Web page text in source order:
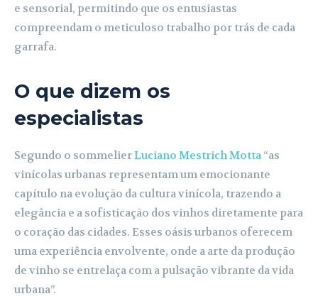
e sensorial, permitindo que os entusiastas
compreendam o meticuloso trabalho por trás de cada
garrafa.
O que dizem os
especialistas
Segundo o sommelierLuciano Mestrich Motta “as
vinícolas urbanas representam um emocionante
capítulo na evolução da cultura vinícola, trazendo a
elegância e a sofisticação dos vinhos diretamente para
o coração das cidades. Esses oásis urbanos oferecem
uma experiência envolvente, onde a arte da produção
de vinho se entrelaça com a pulsação vibrante da vida
urbana”.